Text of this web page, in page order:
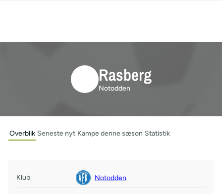
Rasberg
Notodden
Overblik Seneste nyt Kampe denne sæson Statistik
Klub Notodden